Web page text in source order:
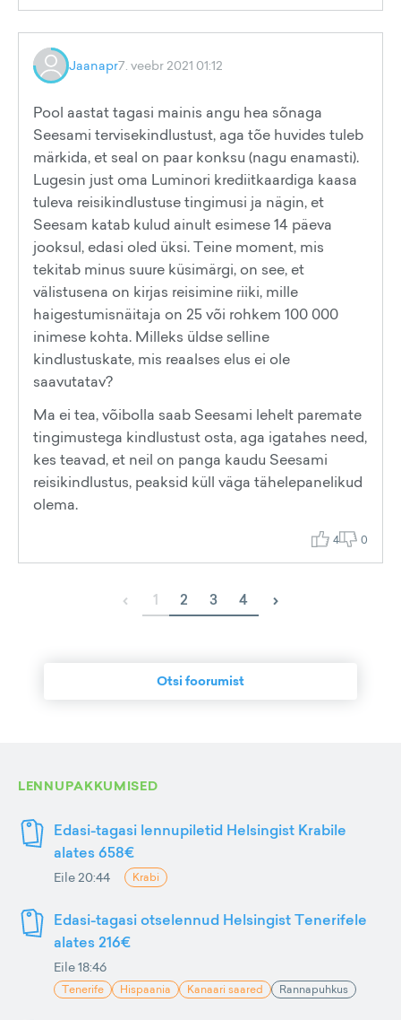
Jaanapr7. veebr 2021 01:12
Pool aastat tagasi mainis angu hea sõnaga
Seesami tervisekindlustust, aga tõe huvides tuleb
märkida, et seal on paar konksu (nagu enamasti).
Lugesin just oma Luminori krediitkaardiga kaasa
tuleva reisikindlustuse tingimusi ja nägin, et
Seesam katab kulud ainult esimese 14 päeva
jooksul, edasi oled üksi. Teine moment, mis
tekitab minus suure küsimärgi, on see, et
välistusena on kirjas reisimine riiki, mille
haigestumisnäitaja on 25 või rohkem 100 000
inimese kohta. Milleks üldse selline
kindlustuskate, mis reaalses elus ei ole
saavutatav?
Ma ei tea, võibolla saab Seesami lehelt paremate
tingimustega kindlustust osta, aga igatahes need,
kes teavad, et neil on panga kaudu Seesami
reisikindlustus, peaksid küll väga tähelepanelikud
olema.
4 0
‹ 1 2 3 4 ›
Otsi foorumist
LENNUPAKKUMISED
Edasi-tagasi lennupiletid Helsingist Krabile
alates 658€
Eile 20:44 Krabi
Edasi-tagasi otselennud Helsingist Tenerifele
alates 216€
Eile 18:46
Tenerife Hispaania Kanaari saared Rannapuhkus